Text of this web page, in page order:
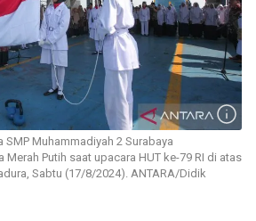
Muhammadiyah 2 Surabaya
Putih saat upacara HUT ke-79 RI di atas
Sabtu (17/8/2024). ANTARA/Didik